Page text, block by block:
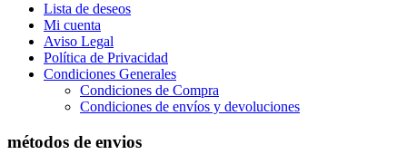
Lista de deseos
Mi cuenta
Aviso Legal
Política de Privacidad
Condiciones Generales
Condiciones de Compra
Condiciones de envíos y devoluciones
métodos de envios